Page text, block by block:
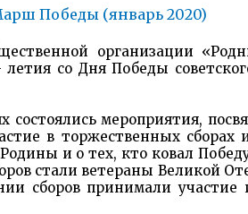
Победы (январь 2020)
организации
со Дня Победы
состоялись мероприятия,
в торжественных сборах
и о тех, кто ковал
стали ветераны Великой
сборов принимали